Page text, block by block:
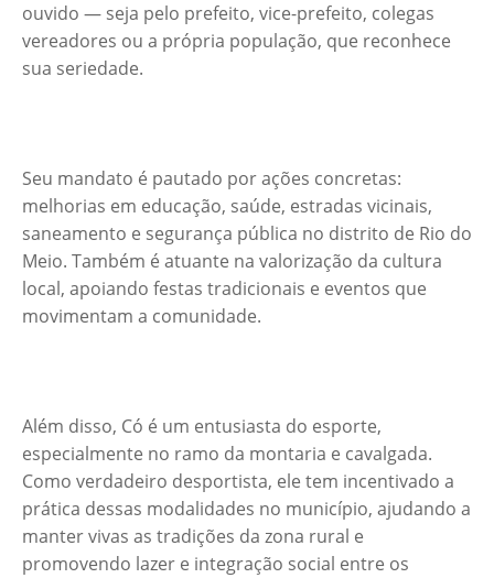
ouvido — seja pelo prefeito, vice-prefeito, colegas
vereadores ou a própria população, que reconhece
sua seriedade.
Seu mandato é pautado por ações concretas:
melhorias em educação, saúde, estradas vicinais,
saneamento e segurança pública no distrito de Rio do
Meio. Também é atuante na valorização da cultura
local, apoiando festas tradicionais e eventos que
movimentam a comunidade.
Além disso, Có é um entusiasta do esporte,
especialmente no ramo da montaria e cavalgada.
Como verdadeiro desportista, ele tem incentivado a
prática dessas modalidades no município, ajudando a
manter vivas as tradições da zona rural e
promovendo lazer e integração social entre os